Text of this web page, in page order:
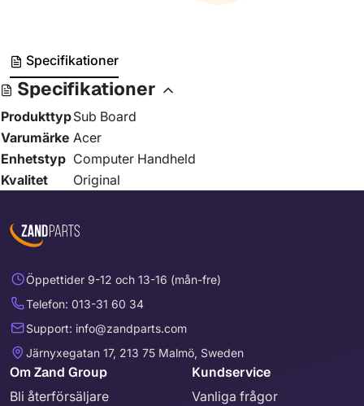
Specifikationer
Specifikationer
ProdukttypSub Board
Varumärke Acer
Enhetstyp Computer Handheld
Kvalitet
Original
Öppettider 9-12 och 13-16 (mån-fre)
Telefon: 013-31 60 34
Support: info@zandparts.com
Järnyxegatan 17, 213 75 Malmö, Sweden
Om Zand Group
Bli återförsäljare
Kundservice
Vanliga frågor